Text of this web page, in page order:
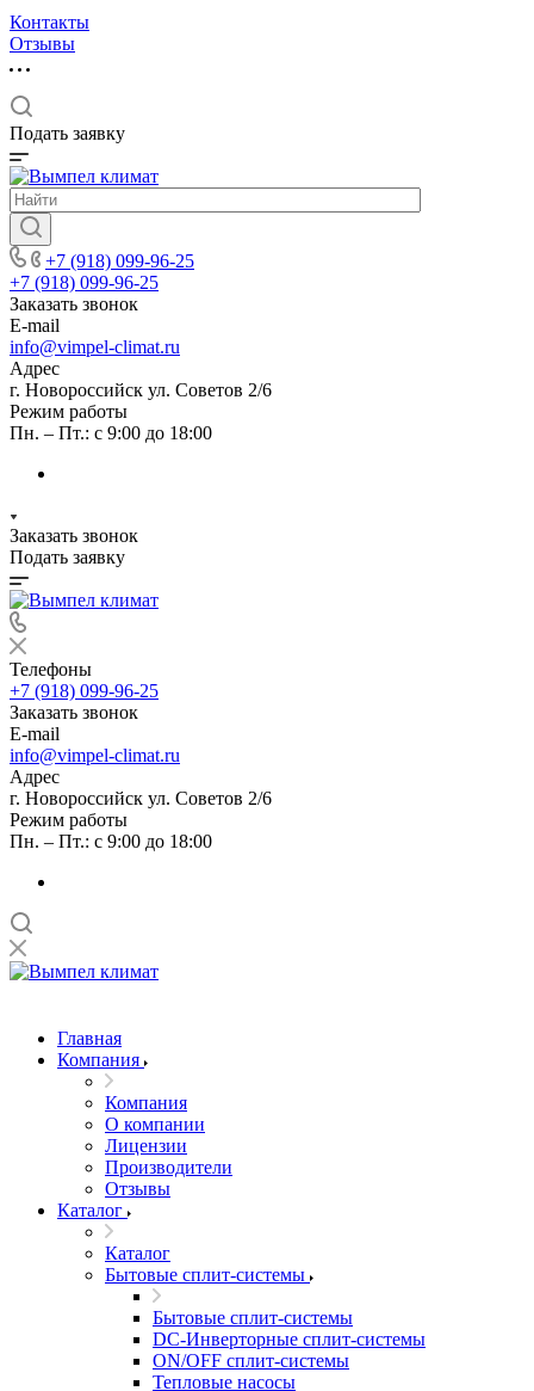
Контакты
Отзывы
Подать заявку
+7 (918) 099-96-25
+7 (918) 099-96-25
Заказать звонок
E-mail
info@vimpel-climat.ru
Адрес
г. Новороссийск ул. Советов 2/6
Режим работы
Пн. – Пт.: с 9:00 до 18:00
Заказать звонок
Подать заявку
Телефоны
+7 (918) 099-96-25
Заказать звонок
E-mail
info@vimpel-climat.ru
Адрес
г. Новороссийск ул. Советов 2/6
Режим работы
Пн. – Пт.: с 9:00 до 18:00
Главная
Компания
Компания
О компании
Лицензии
Производители
Отзывы
Каталог
Каталог
Бытовые сплит-системы
Бытовые сплит-системы
DC-Инверторные сплит-системы
ON/OFF сплит-системы
Тепловые насосы